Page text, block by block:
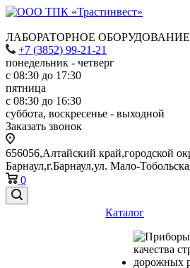
ЛАБОРАТОРНОЕ ОБОРУДОВАНИЕ
+7 (3852) 99-21-21
понедельник - четверг
с 08:30 до 17:30
пятница
с 08:30 до 16:30
суббота, воскресенье - выходной
Заказать звонок
656056,Алтайский край,городской
Барнаул,г.Барнаул,ул. Мало-
0
Каталог